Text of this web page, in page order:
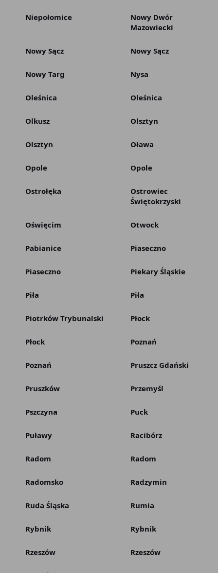
Niepołomice
Nowy Dwór
Mazowiecki
Nowy Sącz Nowy Sącz
Nowy Targ Nysa
Oleśnica Oleśnica
Olkusz Olsztyn
Olsztyn Oława
Opole Opole
Ostrołęka
Ostrowiec
Świętokrzyski
Oświęcim Otwock
Pabianice Piaseczno
Piaseczno Piekary Śląskie
Piła Piła
Piotrków Trybunalski Płock
Płock Poznań
Poznań Pruszcz Gdański
Pruszków Przemyśl
Pszczyna Puck
Puławy Racibórz
Radom Radom
Radomsko Radzymin
Ruda Śląska Rumia
Rybnik Rybnik
Rzeszów Rzeszów